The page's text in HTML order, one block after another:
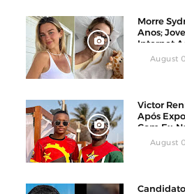
Morre
Anos;
Internet
Luta
August
Victor
Após
Com Ex-
August